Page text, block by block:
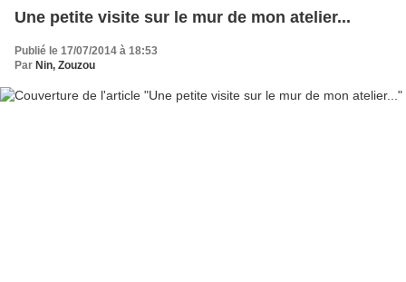
Une petite visite sur le mur de mon atelier...
Publié le 17/07/2014 à 18:53
Par Nin, Zouzou